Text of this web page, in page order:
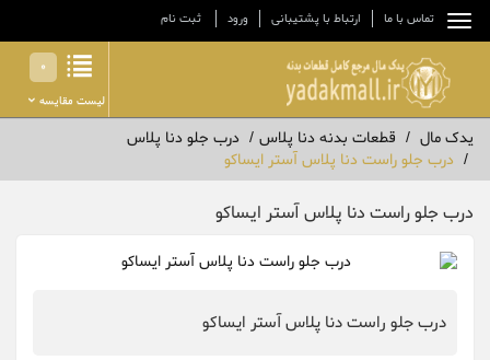
تماس با ما ارتباط با پشتیبانی ورود ثبت نام
0
لیست مقایسه
یدک مال قطعات بدنه دنا پلاس
درب جلو دنا پلاس
درب جلو راست دنا پلاس آستر ایساکو
درب جلو راست دنا پلاس آستر ایساکو
درب جلو راست دنا پلاس آستر ایساکو